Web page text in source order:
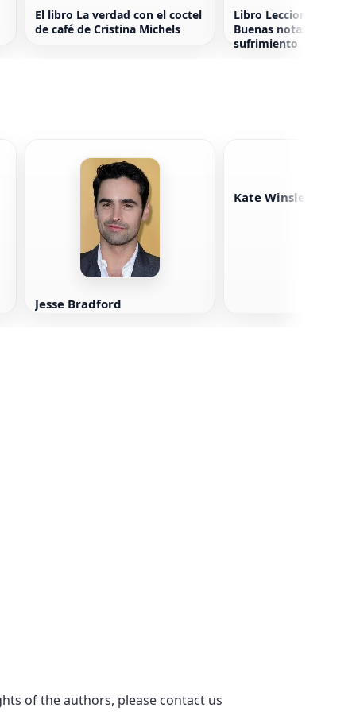
El libro La verdad con el coctel
de café de Cristina Michels
Libro Lecciones sin
Buenas notas sin
sufrimiento
Jesse Bradford
Kate Winslet
of the authors, please contact us